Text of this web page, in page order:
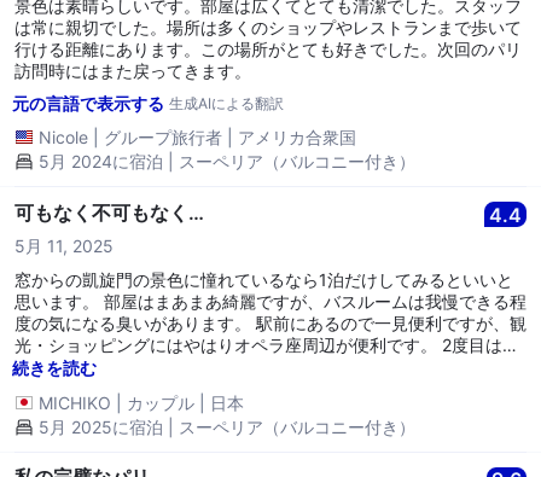
景色は素晴らしいです。部屋は広くてとても清潔でした。スタッフ
は常に親切でした。場所は多くのショップやレストランまで歩いて
行ける距離にあります。この場所がとても好きでした。次回のパリ
訪問時にはまた戻ってきます。
元の言語で表示する 生成AIによる翻訳
Nicole グループ旅行者
アメリカ合衆国
5月 2024に宿泊 | スーペリア（バルコニー付き）
可もなく不可もなく… 4.4
5月 11, 2025
窓からの凱旋門の景色に憧れているなら1泊だけしてみるといいと
思います。 部屋はまあまあ綺麗ですが、バスルームは我慢できる程
度の気になる臭いがあります。 駅前にあるので一見便利ですが、観
光・ショッピングにはやはりオペラ座周辺が便利です。 2度目はな
いかな…
続きを読む
MICHIKO
カップル
日本
5月 2025に宿泊 | スーペリア（バルコニー付き）